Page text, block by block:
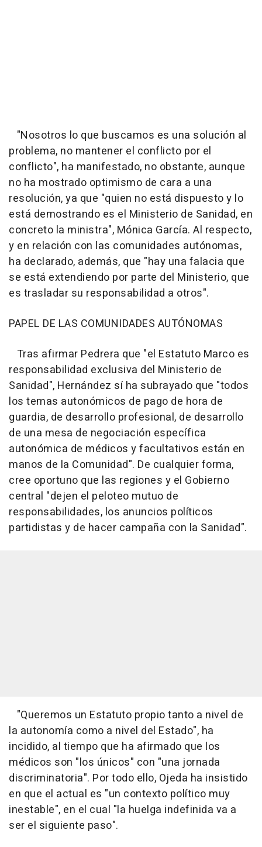
"Nosotros lo que buscamos es una solución al
problema, no mantener el conflicto por el
conflicto", ha manifestado, no obstante, aunque
no ha mostrado optimismo de cara a una
resolución, ya que "quien no está dispuesto y lo
está demostrando es el Ministerio de Sanidad, en
concreto la ministra", Mónica García. Al respecto,
y en relación con las comunidades autónomas,
ha declarado, además, que "hay una falacia que
se está extendiendo por parte del Ministerio, que
es trasladar su responsabilidad a otros".
PAPEL DE LAS COMUNIDADES AUTÓNOMAS
Tras afirmar Pedrera que "el Estatuto Marco es
responsabilidad exclusiva del Ministerio de
Sanidad", Hernández sí ha subrayado que "todos
los temas autonómicos de pago de hora de
guardia, de desarrollo profesional, de desarrollo
de una mesa de negociación específica
autonómica de médicos y facultativos están en
manos de la Comunidad". De cualquier forma,
cree oportuno que las regiones y el Gobierno
central "dejen el peloteo mutuo de
responsabilidades, los anuncios políticos
partidistas y de hacer campaña con la Sanidad".
"Queremos un Estatuto propio tanto a nivel de
la autonomía como a nivel del Estado", ha
incidido, al tiempo que ha afirmado que los
médicos son "los únicos" con "una jornada
discriminatoria". Por todo ello, Ojeda ha insistido
en que el actual es "un contexto político muy
inestable", en el cual "la huelga indefinida va a
ser el siguiente paso".